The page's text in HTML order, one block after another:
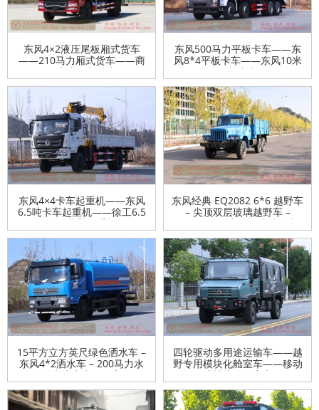
东风4×2液压尾板厢式货车
——210马力厢式货车——商
用车出口制造商
东风500马力平板卡车——东
风8*4平板卡车——东风10米
平板卡车
东风4×4卡车起重机——东风
6.5吨卡车起重机——徐工6.5
吨四节臂起重机
东风经典 EQ2082 6*6 越野车
– 尖顶双层玻璃越野车 –
170/190 马力格栅式越野车
15平方立方英尺绿色洒水车 –
东风4*2洒水车 – 200马力水
罐车生产出口厂家
四轮驱动多用途运输车——越
野专用模块化舱室车——移动
式模块化舱室车